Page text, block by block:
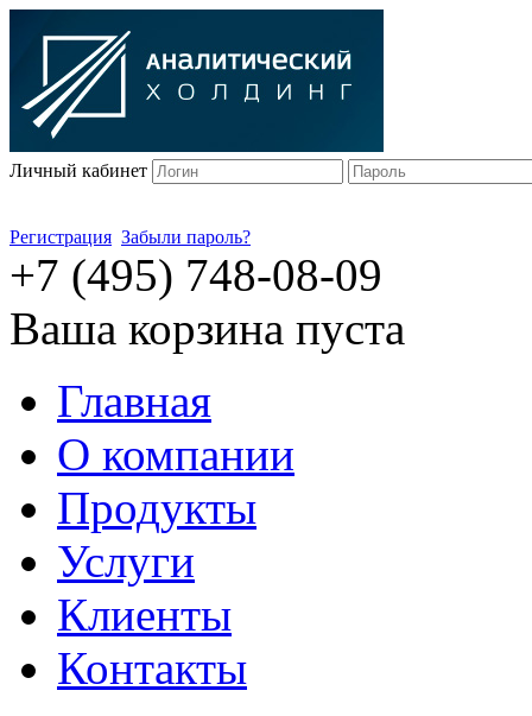
Личный кабинет
Регистрация Забыли пароль?
+7 (495) 748-08-09
Ваша корзина пуста
Главная
О компании
Продукты
Услуги
Клиенты
Контакты